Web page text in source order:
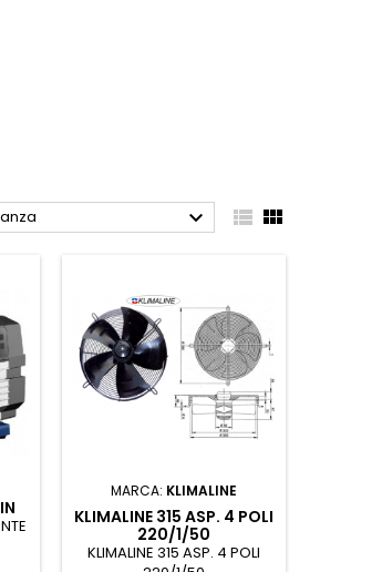
  
MARCA: KLIMALINE
KLIMALINE 315 ASP. 4 POLI
220/1/50
KLIMALINE 315 ASP. 4 POLI